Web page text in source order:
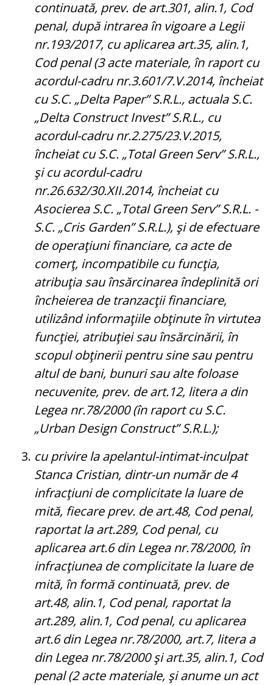
continuată, prev. de art.301, alin.1, Cod
penal, după intrarea în vigoare a Legii
nr.193/2017, cu aplicarea art.35, alin.1,
Cod penal (3 acte materiale, în raport cu
acordul-cadru nr.3.601/7.V.2014, încheiat
cu S.C. „Delta Paper” S.R.L., actuala S.C.
„Delta Construct Invest” S.R.L., cu
acordul-cadru nr.2.275/23.V.2015,
încheiat cu S.C. „Total Green Serv” S.R.L.,
şi cu acordul-cadru
nr.26.632/30.XII.2014, încheiat cu
Asocierea S.C. „Total Green Serv” S.R.L. -
S.C. „Cris Garden” S.R.L.), şi de efectuare
de operaţiuni financiare, ca acte de
comerţ, incompatibile cu funcţia,
atribuţia sau însărcinarea îndeplinită ori
încheierea de tranzacţii financiare,
utilizând informaţiile obţinute în virtutea
funcţiei, atribuţiei sau însărcinării, în
scopul obţinerii pentru sine sau pentru
altul de bani, bunuri sau alte foloase
necuvenite, prev. de art.12, litera a din
Legea nr.78/2000 (în raport cu S.C.
„Urban Design Construct” S.R.L.);
cu privire la apelantul-intimat-inculpat
Stanca Cristian, dintr-un număr de 4
infracţiuni de complicitate la luare de
mită, fiecare prev. de art.48, Cod penal,
raportat la art.289, Cod penal, cu
aplicarea art.6 din Legea nr.78/2000, în
infracţiunea de complicitate la luare de
mită, în formă continuată, prev. de
art.48, alin.1, Cod penal, raportat la
art.289, alin.1, Cod penal, cu aplicarea
art.6 din Legea nr.78/2000, art.7, litera a
din Legea nr.78/2000 şi art.35, alin.1, Cod
penal (2 acte materiale, şi anume un act